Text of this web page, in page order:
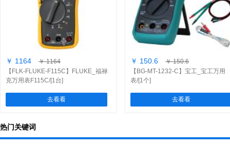
￥ 1164
￥ 1164
【FLK-FLUKE-F115C】FLUKE_福禄
克万用表F115C/[1台]
去看看
￥ 150.6
￥ 150.6
【BG-MT-1232-C】宝工_宝工万用
表/[1个]
去看看
热门关键词